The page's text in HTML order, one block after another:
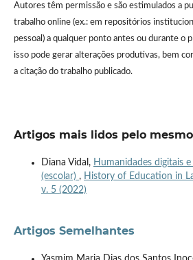
Autores têm permissão e são estimulados a
trabalho online (ex.: em repositórios
pessoal) a qualquer ponto antes ou durante o
isso pode gerar alterações produtivas, bem
a citação do trabalho publicado.
Artigos mais lidos pelo
Diana Vidal, Humanidades digitais
(escolar) , History of Education in
v. 5 (2022)
Artigos Semelhantes